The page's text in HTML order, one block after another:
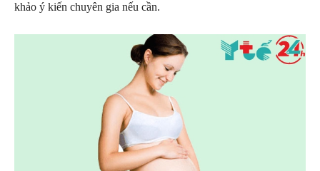
khảo ý kiến chuyên gia nếu cần.